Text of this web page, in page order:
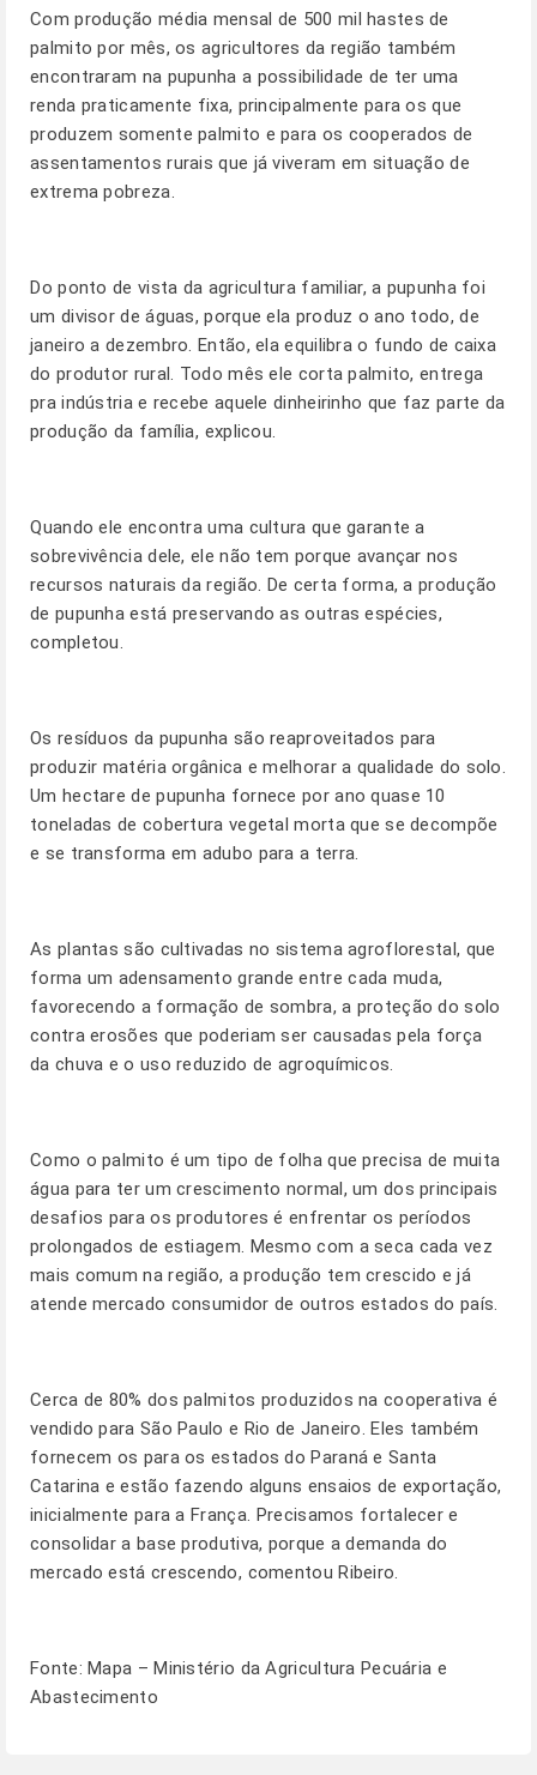
Com produção média mensal de 500 mil hastes de
palmito por mês, os agricultores da região também
encontraram na pupunha a possibilidade de ter uma
renda praticamente fixa, principalmente para os que
produzem somente palmito e para os cooperados de
assentamentos rurais que já viveram em situação de
extrema pobreza.
Do ponto de vista da agricultura familiar, a pupunha foi
um divisor de águas, porque ela produz o ano todo, de
janeiro a dezembro. Então, ela equilibra o fundo de caixa
do produtor rural. Todo mês ele corta palmito, entrega
pra indústria e recebe aquele dinheirinho que faz parte da
produção da família, explicou.
Quando ele encontra uma cultura que garante a
sobrevivência dele, ele não tem porque avançar nos
recursos naturais da região. De certa forma, a produção
de pupunha está preservando as outras espécies,
completou.
Os resíduos da pupunha são reaproveitados para
produzir matéria orgânica e melhorar a qualidade do solo.
Um hectare de pupunha fornece por ano quase 10
toneladas de cobertura vegetal morta que se decompõe
e se transforma em adubo para a terra.
As plantas são cultivadas no sistema agroflorestal, que
forma um adensamento grande entre cada muda,
favorecendo a formação de sombra, a proteção do solo
contra erosões que poderiam ser causadas pela força
da chuva e o uso reduzido de agroquímicos.
Como o palmito é um tipo de folha que precisa de muita
água para ter um crescimento normal, um dos principais
desafios para os produtores é enfrentar os períodos
prolongados de estiagem. Mesmo com a seca cada vez
mais comum na região, a produção tem crescido e já
atende mercado consumidor de outros estados do país.
Cerca de 80% dos palmitos produzidos na cooperativa é
vendido para São Paulo e Rio de Janeiro. Eles também
fornecem os para os estados do Paraná e Santa
Catarina e estão fazendo alguns ensaios de exportação,
inicialmente para a França. Precisamos fortalecer e
consolidar a base produtiva, porque a demanda do
mercado está crescendo, comentou Ribeiro.
Fonte: Mapa – Ministério da Agricultura Pecuária e
Abastecimento